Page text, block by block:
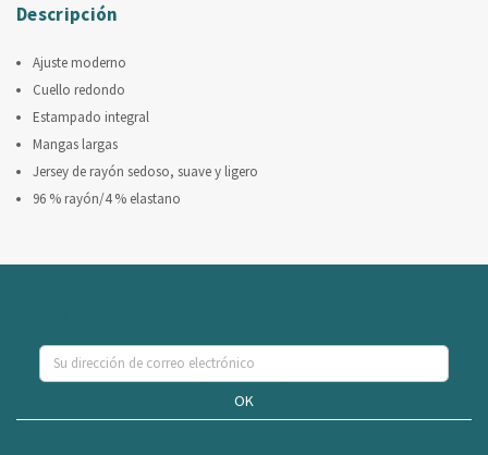
Descripción
Ajuste moderno
Cuello redondo
Estampado integral
Mangas largas
Jersey de rayón sedoso, suave y ligero
96 % rayón/4 % elastano
OK